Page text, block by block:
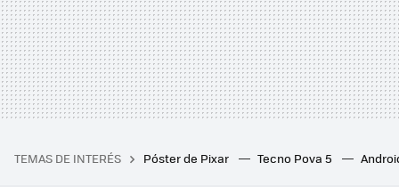
TEMAS DE INTERÉS Póster de Pixar Tecno Pova 5